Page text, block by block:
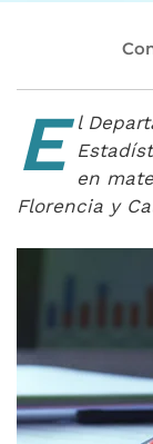
E l
en
Florencia y